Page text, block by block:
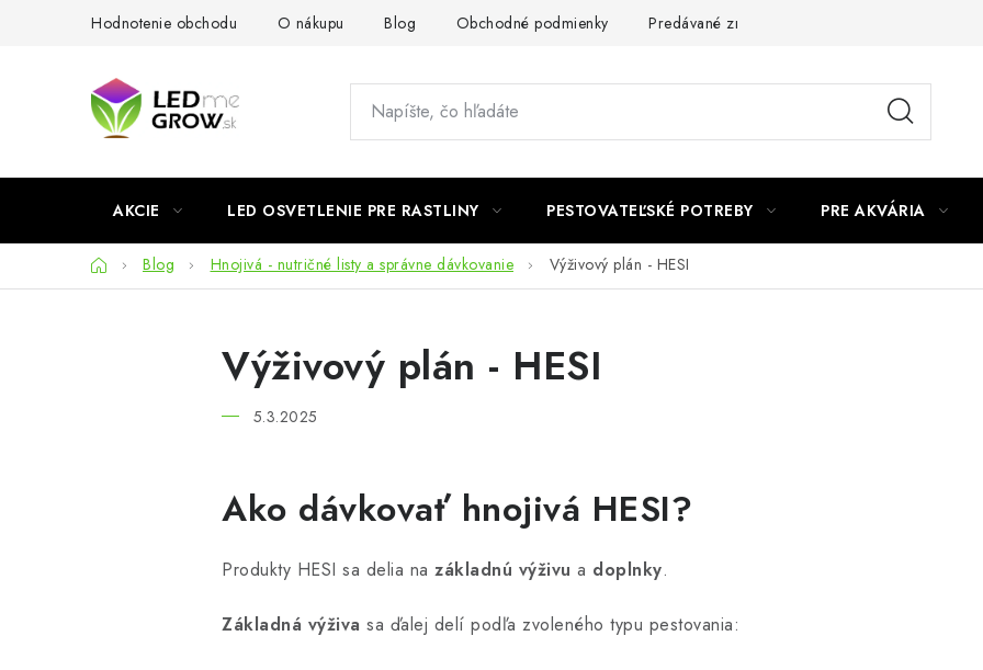
Hodnotenie obchodu O nákupu Blog Obchodné podmienky Predávané značky
AKCIE LED OSVETLENIE PRE RASTLINY PESTOVATEĽSKÉ POTREBY PRE AKVÁRIA
DomovBlog Hnojivá - nutričné listy a správne dávkovanie Výživový plán - HESI
Výživový plán - HESI
5.3.2025
Ako dávkovať hnojivá HESI?
Produkty HESI sa delia na základnú výživu a doplnky.
Základná výživa sa ďalej delí podľa zvoleného typu pestovania: